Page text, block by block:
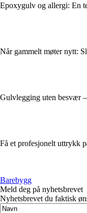
Epoxygulv og allergi: En
Når gammelt møter nytt:
Gulvlegging uten besvær
Få et profesjonelt uttrykk
Barebygg
Meld deg på nyhetsbrevet
Nyhetsbrevet du faktisk